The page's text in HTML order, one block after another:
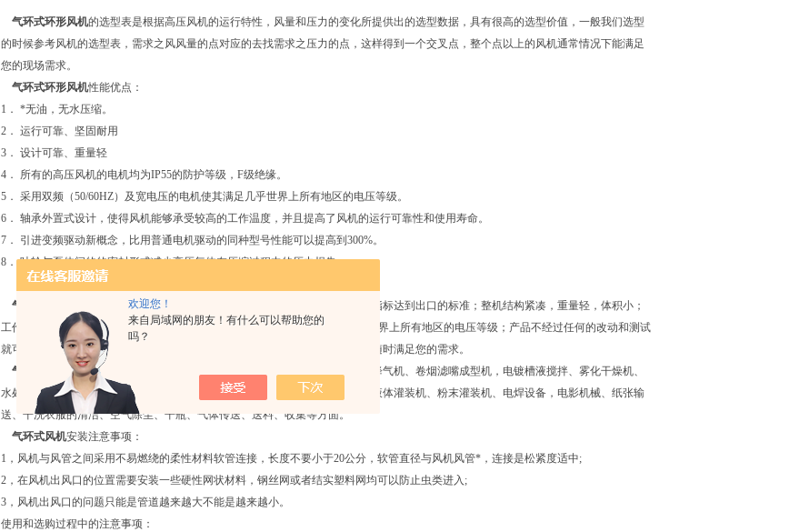
欢迎您！
来自局域网的朋友！有什么可以帮助您的
吗？
气环式环形风机的选型表是根据高压风机的运行特性，风量和压力的变化所提供出的选型数据，具有很高的选型价值，一般我们选型
的时候参考风机的选型表，需求之风风量的点对应的去找需求之压力的点，这样得到一个交叉点，整个点以上的风机通常情况下能满足
您的现场需求。
气环式环形风机性能优点：
1． *无油，无水压缩。
2． 运行可靠、坚固耐用
3． 设计可靠、重量轻
4． 所有的高压风机的电机均为IP55的防护等级，F级绝缘。
5． 采用双频（50/60HZ）及宽电压的电机使其满足几乎世界上所有地区的电压等级。
6． 轴承外置式设计，使得风机能够承受较高的工作温度，并且提高了风机的运行可靠性和使用寿命。
7． 引进变频驱动新概念，比用普通电机驱动的同种型号性能可以提高到300%。
8． 叶轮与泵体间的的密封形式减少高压气体在压缩过程中的压力损失。
气环式风机
具有：运行平稳、噪音低、节省能源；正负压力、流量、效率等指标达到出口的标准；整机结构紧凑，重量轻，体积小；
工作压差高，吹吸两用、采用双频（50/60HZ）及宽电压的电机使其满足几乎世界上所有地区的电压等级；产品不经过任何的改动和测试
就可以在欧洲、亚洲和美洲使用。而且这些产品我们都基本备有部分库存，可随时满足您的需求。
气环式风机
是一种吸气或吹气两用的通用气源。它主要用于：切纸机、燃烧降气机、卷烟滤嘴成型机，电镀槽液搅拌、雾化干燥机、
水处理爆气、养鱼增气、丝网印刷机、照相制版机、注塑机自动上料烘干机、液体灌装机、粉末灌装机、电焊设备，电影机械、纸张输
送、干洗衣服的清洁、空气除尘、干瓶、气体传送、送料、收集等方面。
气环式风机安装注意事项：
1，风机与风管之间采用不易燃绕的柔性材料软管连接，长度不要小于20公分，软管直径与风机风管*，连接是松紧度适中;
2，在风机出风口的位置需要安装一些硬性网状材料，钢丝网或者结实塑料网均可以防止虫类进入;
3，风机出风口的问题只能是管道越来越大不能是越来越小。
使用和选购过程中的注意事项：